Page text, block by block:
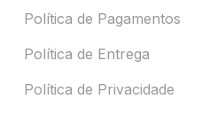
Política de Pagamentos
Política de Entrega
Política de Privacidade